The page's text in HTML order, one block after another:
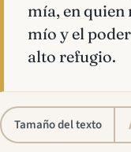
mía, en quien
mío y el
alto refugio.
Tamaño del texto